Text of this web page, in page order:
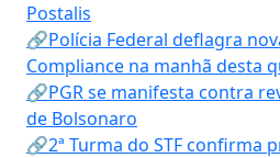
Postalis
🔗Polícia Federal deflagra
Compliance na manhã desta
🔗PGR se manifesta contra
de Bolsonaro
🔗2ª Turma do STF confirma